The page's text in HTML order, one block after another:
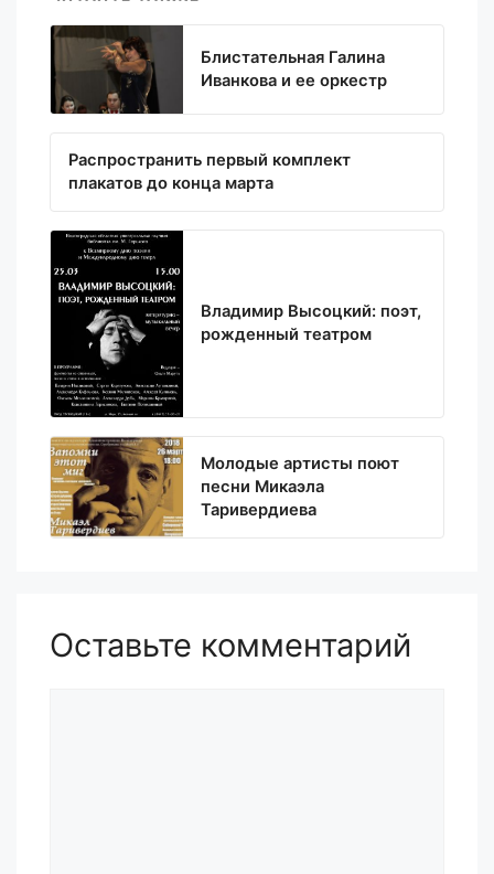
Блистательная Галина
Иванкова и ее оркестр
Распространить первый комплект
плакатов до конца марта
Владимир Высоцкий: поэт,
рожденный театром
Молодые артисты поют
песни Микаэла
Таривердиева
Оставьте комментарий